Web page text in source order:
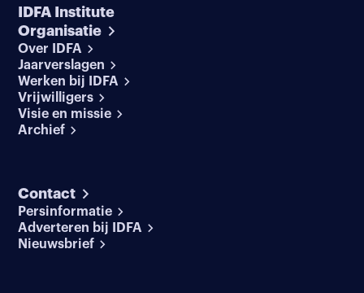
IDFA Institute
Organisatie
Over IDFA
Jaarverslagen
Werken bij IDFA
Vrijwilligers
Visie en missie
Archief
Contact
Persinformatie
Adverteren bij IDFA
Nieuwsbrief